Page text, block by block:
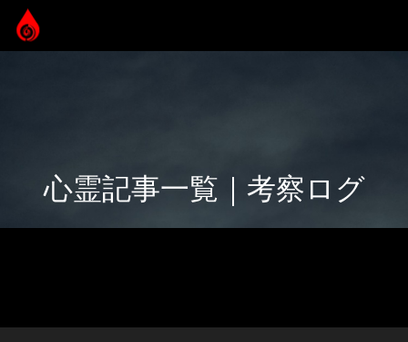
心霊記事一覧｜考察ログ